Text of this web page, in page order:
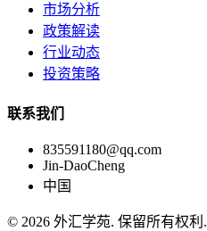
市场分析
政策解读
行业动态
投资策略
联系我们
835591180@qq.com
Jin-DaoCheng
中国
© 2026 外汇学苑. 保留所有权利.